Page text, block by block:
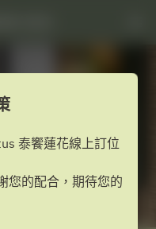
泰饗蓮花線上訂位
您的配合，期待您的